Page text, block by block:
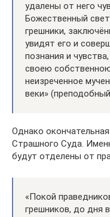
удалены от него
Божественный
грешники,
увидят его и
познания и
своею
неизреченное
веки»
Однако
Страшного Суда.
будут отделены от
«Покой
грешников, до дня